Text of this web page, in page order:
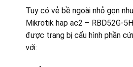
Tuy có vẻ bề ngoài nhỏ gọn
Mikrotik hap ac2 – RBD52G-
được trang bị cấu hình phần
với: